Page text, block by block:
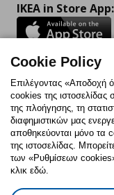
IKEA in Store App:
Follow us:
FacebookInstagram
Πολιτική
Cookie Policy
Επιλέγοντας «Αποδοχή
cookies της ιστοσελίδας
της πλοήγησης, τη
διαφημιστικών μας
αποθηκεύονται μόνο τα
της ιστοσελίδας.
των «Ρυθμίσεων
κλικ εδώ.